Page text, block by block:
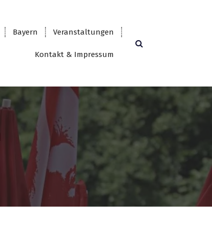
Bayern Veranstaltungen
Kontakt & Impressum